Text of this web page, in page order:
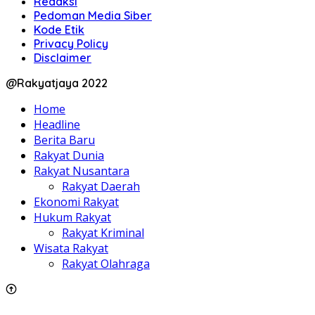
Pedoman Media Siber
Kode Etik
Privacy Policy
Disclaimer
@Rakyatjaya 2022
Home
Headline
Berita Baru
Rakyat Dunia
Rakyat Nusantara
Rakyat Daerah
Ekonomi Rakyat
Hukum Rakyat
Rakyat Kriminal
Wisata Rakyat
Rakyat Olahraga